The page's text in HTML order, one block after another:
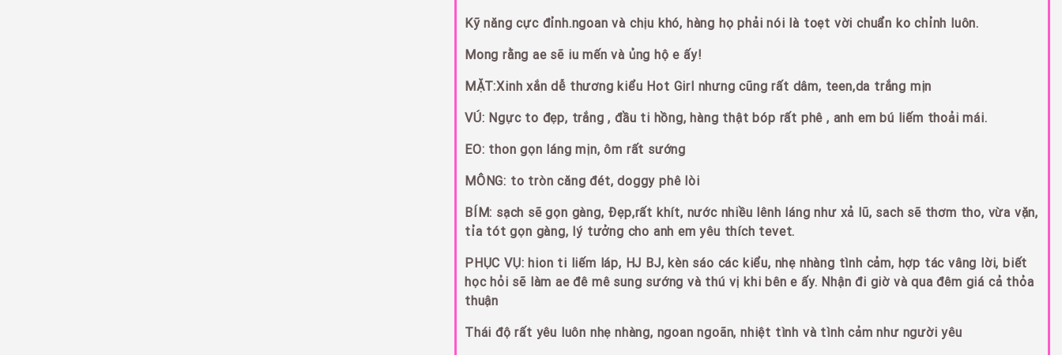
Kỹ năng cực đỉnh.ngoan và chịu khó, hàng họ phải nói là toẹt vời chuẩn ko chỉnh luôn.
Mong rằng ae sẽ iu mến và ủng hộ e ấy!
MẶT:Xinh xắn dễ thương kiểu Hot Girl nhưng cũng rất dâm, teen,da trắng mịn
VÚ: Ngực to đẹp, trắng , đầu ti hồng, hàng thật bóp rất phê , anh em bú liếm thoải mái.
EO: thon gọn láng mịn, ôm rất sướng
MÔNG: to tròn căng đét, doggy phê lòi
BÍM: sạch sẽ gọn gàng, Đẹp,rất khít, nước nhiều lênh láng như xả lũ, sach sẽ thơm tho, vừa vặn,
tỉa tót gọn gàng, lý tưởng cho anh em yêu thích tevet.
PHỤC VỤ: hion ti liếm láp, HJ BJ, kèn sáo các kiểu, nhẹ nhàng tình cảm, hợp tác vâng lời, biết
học hỏi sẽ làm ae đê mê sung sướng và thú vị khi bên e ấy. Nhận đi giờ và qua đêm giá cả thỏa
thuận
Thái độ rất yêu luôn nhẹ nhàng, ngoan ngoãn, nhiệt tình và tình cảm như người yêu